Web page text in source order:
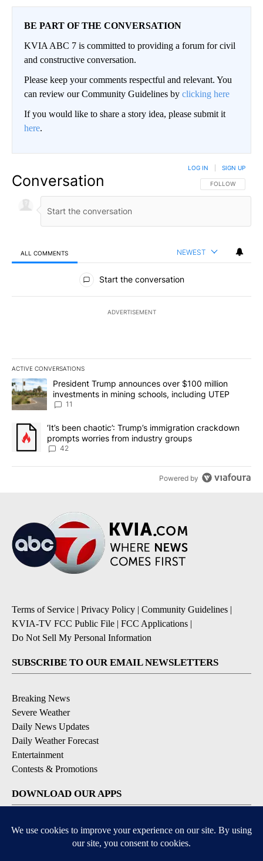
BE PART OF THE CONVERSATION
KVIA ABC 7 is committed to providing a forum for civil
and constructive conversation.
Please keep your comments respectful and relevant. You
can review our Community Guidelines by clicking here
If you would like to share a story idea, please submit it
here.
Conversation FOLLOW THIS
FOLLOW
LOG IN SIGN UP
ALL COMMENTS NEWEST
All Comments
Start the conversation
ADVERTISEMENT
ACTIVE CONVERSATIONS
The following is a list of the most commented articles in the last
A trending article titled "President Trump announces over $100
President Trump announces over $100 million
investments in mining schools, including UTEP
11
A trending article titled "‘It’s been chaotic’: Trump’s
‘It’s been chaotic’: Trump’s immigration crackdown
prompts worries from industry groups
42
Powered by
Terms of Service | Privacy Policy | Community Guidelines |
KVIA-TV FCC Public File | FCC Applications |
Do Not Sell My Personal Information
SUBSCRIBE TO OUR EMAIL NEWSLETTERS
Breaking News
Severe Weather
Daily News Updates
Daily Weather Forecast
Entertainment
Contests & Promotions
DOWNLOAD OUR APPS
Available for iOS and Android